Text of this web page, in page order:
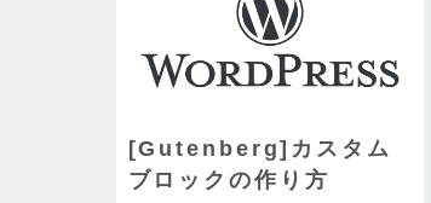
[Gutenberg]カスタム
ブロックの作り方